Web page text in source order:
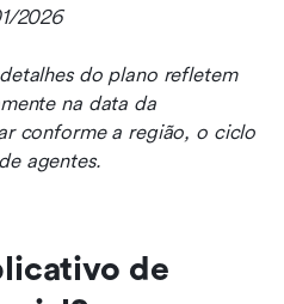
2026
do plano refletem
na data da
conforme a região, o ciclo
agentes.
de